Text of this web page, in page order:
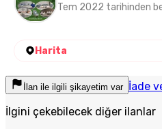
Tem 2022 tarihinden
Harita
İlan ile ilgili şikayetim var İade
İlgini çekebilecek diğer ilanlar